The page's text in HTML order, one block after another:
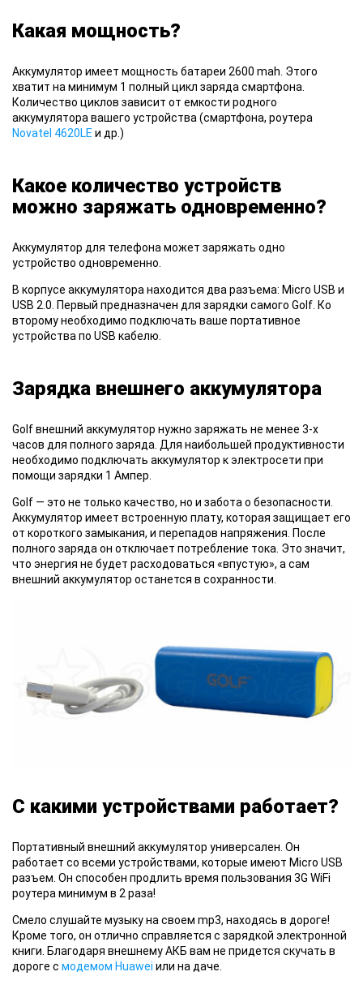
Какая мощность?
Аккумулятор имеет мощность батареи 2600 mah. Этого
хватит на минимум 1 полный цикл заряда смартфона.
Количество циклов зависит от емкости родного
аккумулятора вашего устройства (смартфона, роутера
Novatel 4620LE и др.)
Какое количество устройств
можно заряжать одновременно?
Аккумулятор для телефона может заряжать одно
устройство одновременно.
В корпусе аккумулятора находится два разъема: Micro USB и
USB 2.0. Первый предназначен для зарядки самого Golf. Ко
второму необходимо подключать ваше портативное
устройства по USB кабелю.
Зарядка внешнего аккумулятора
Golf внешний аккумулятор нужно заряжать не менее 3-х
часов для полного заряда. Для наибольшей продуктивности
необходимо подключать аккумулятор к электросети при
помощи зарядки 1 Ампер.
Golf — это не только качество, но и забота о безопасности.
Аккумулятор имеет встроенную плату, которая защищает его
от короткого замыкания, и перепадов напряжения. После
полного заряда он отключает потребление тока. Это значит,
что энергия не будет расходоваться «впустую», а сам
внешний аккумулятор останется в сохранности.
С какими устройствами работает?
Портативный внешний аккумулятор универсален. Он
работает со всеми устройствами, которые имеют Micro USB
разъем. Он способен продлить время пользования 3G WiFi
роутера минимум в 2 раза!
Смело слушайте музыку на своем mp3, находясь в дороге!
Кроме того, он отлично справляется с зарядкой электронной
книги. Благодаря внешнему АКБ вам не придется скучать в
дороге c модемом Huawei или на даче.